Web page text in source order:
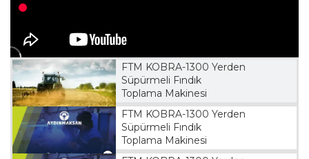
FTM KOBRA-1300 Yerden
Süpürmeli Fındık
Toplama Makinesi
FTM KOBRA-1300 Yerden
Süpürmeli Fındık
Toplama Makinesi